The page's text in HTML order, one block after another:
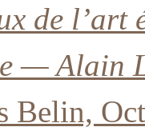
de l’art
— Alain
Belin,